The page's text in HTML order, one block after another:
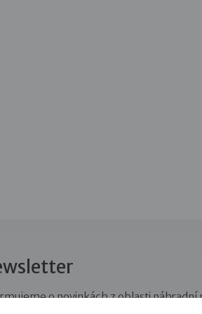
o novinkách z oblasti náhradní